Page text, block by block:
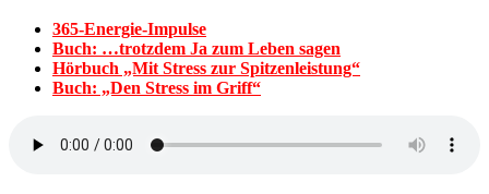
365-Energie-Impulse
Buch: …trotzdem Ja zum Leben sagen
Hörbuch „Mit Stress zur Spitzenleistung“
Buch: „Den Stress im Griff“